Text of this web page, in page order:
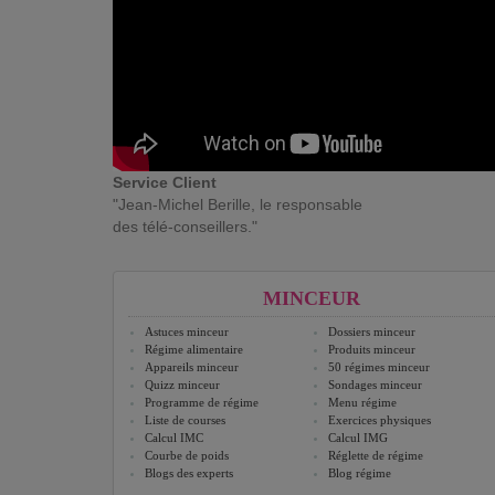
Service Client
"Jean-Michel Berille, le responsable
des télé-conseillers."
MINCEUR
Astuces minceur
Dossiers minceur
Régime alimentaire
Produits minceur
Appareils minceur
50 régimes minceur
Quizz minceur
Sondages minceur
Programme de régime
Menu régime
Liste de courses
Exercices physiques
Calcul IMC
Calcul IMG
Courbe de poids
Réglette de régime
Blogs des experts
Blog régime